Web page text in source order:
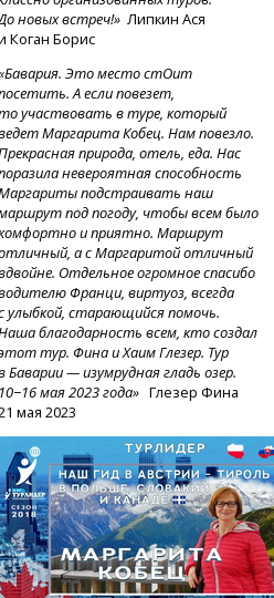
новых встреч!» Липкин Ася
Коган Борис
Это место стОит
А если повезет,
участвовать в туре, который
Маргарита Кобец. Нам повезло.
природа, отель, еда. Нас
невероятная способность
подстраивать наш
под погоду, чтобы всем было
и приятно. Маршрут
а с Маргаритой отличный
Отдельное огромное спасибо
Франци, виртуоз, всегда
улыбкой, старающийся помочь.
благодарность всем, кто создал
тур. Фина и Хаим Глезер. Тур
Баварии — изумрудная гладь озер.
10−16 мая 2023 года» Глезер Фина
мая 2023